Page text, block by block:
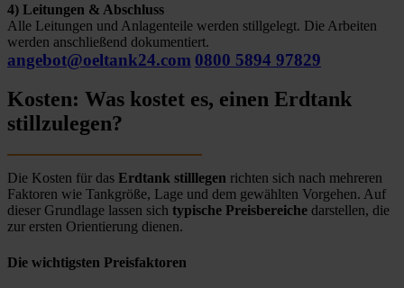
4) Leitungen & Abschluss
Alle Leitungen und Anlagenteile werden stillgelegt. Die Arbeiten
werden anschließend dokumentiert.
angebot@oeltank24.com 0800 5894 97829
Kosten: Was kostet es, einen Erdtank
stillzulegen?
Die Kosten für das Erdtank stilllegen richten sich nach mehreren
Faktoren wie Tankgröße, Lage und dem gewählten Vorgehen. Auf
dieser Grundlage lassen sich typische Preisbereiche darstellen, die
zur ersten Orientierung dienen.
Die wichtigsten Preisfaktoren